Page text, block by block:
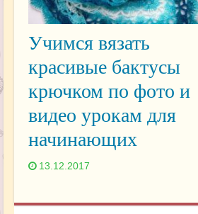
Учимся вязать
красивые бактусы
крючком по фото и
видео урокам для
начинающих
13.12.2017